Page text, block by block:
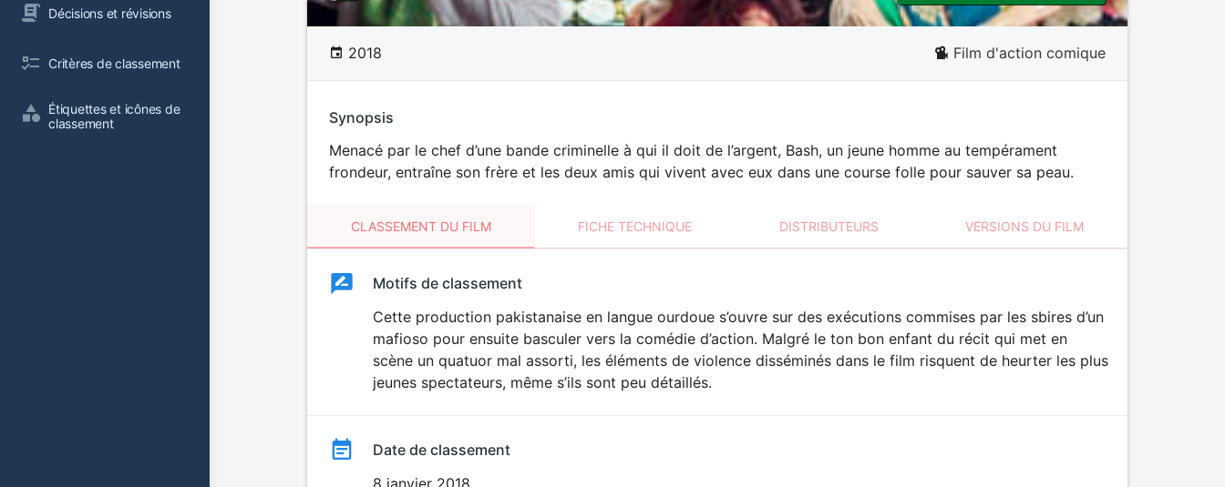
Décisions et révisions
Critères de classement
Étiquettes et icônes de
classement
2018 Film d'action comique
Synopsis
Menacé par le chef d’une bande criminelle à qui il doit de l’argent, Bash, un jeune homme au tempérament
frondeur, entraîne son frère et les deux amis qui vivent avec eux dans une course folle pour sauver sa peau.
CLASSEMENT DU FILM FICHE TECHNIQUE DISTRIBUTEURS VERSIONS DU FILM
ClassementClassement
DÉCONSEILLÉ
AUX JEUNES
ENFANTS
Motifs de classement
Cette production pakistanaise en langue ourdoue s’ouvre sur des exécutions commises par les sbires d’un
mafioso pour ensuite basculer vers la comédie d’action. Malgré le ton bon enfant du récit qui met en
scène un quatuor mal assorti, les éléments de violence disséminés dans le film risquent de heurter les plus
jeunes spectateurs, même s’ils sont peu détaillés.
Date de classement
8 janvier 2018